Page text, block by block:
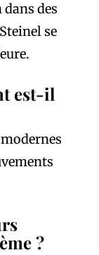
des
se
est-il
?